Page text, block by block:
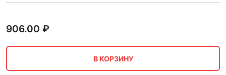
906.00 ₽
В КОРЗИНУ